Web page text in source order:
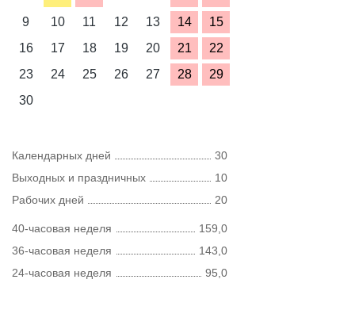
9
10 11 12 13 14
15
16
17 18 19 20 21
22
23
24 25 26 27 28
29
30
Календарных дней
30
Выходных и праздничных
10
Рабочих дней
20
40-часовая неделя
159,0
36-часовая неделя
143,0
24-часовая неделя
95,0